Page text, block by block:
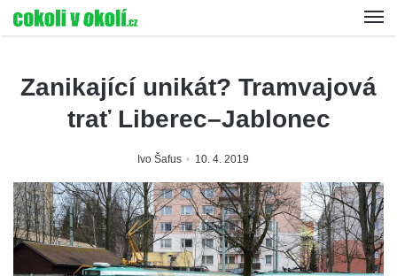
Zanikající unikát? Tramvajová
trať Liberec–Jablonec
Ivo Šafus 10. 4. 2019